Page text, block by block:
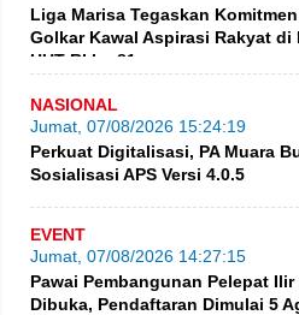
Liga Marisa Tegaskan
Golkar Kawal Aspirasi Rakyat di
HUT RI ke-81
NASIONAL
Jumat, 07/08/2026 15:24:19
Perkuat Digitalisasi, PA Muara
Sosialisasi APS Versi 4.0.5
EVENT
Jumat, 07/08/2026 14:27:15
Pawai Pembangunan Pelepat Ilir
Dibuka, Pendaftaran Dimulai 5